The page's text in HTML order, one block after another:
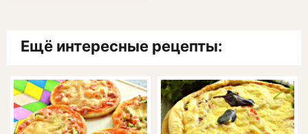
Ещё интересные рецепты: